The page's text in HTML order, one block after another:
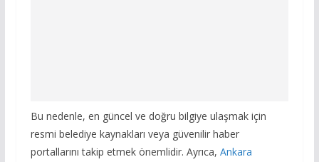
Bu nedenle, en güncel ve doğru bilgiye ulaşmak için
resmi belediye kaynakları veya güvenilir haber
portallarını takip etmek önemlidir. Ayrıca, Ankara